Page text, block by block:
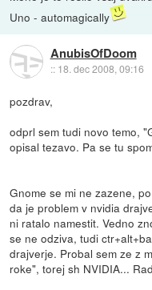
Uno - automagically
AnubisOfDoom
:: 18. dec 2008, 09:16
pozdrav,
odprl sem tudi novo temo,
opisal tezavo. Pa se tu
Gnome se mi ne zazene,
da je problem v nvidia
ni ratalo namestit. Vedno
se ne odziva, tudi
drajverje. Probal sem ze z
roke", torej sh NVIDIA...